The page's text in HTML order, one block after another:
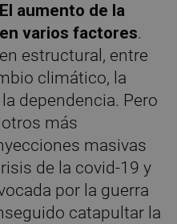
El aumento de la
varios factores.
estructural, entre
climático, la
dependencia. Pero
más
masivas
de la covid-19 y
por la guerra
catapultar la